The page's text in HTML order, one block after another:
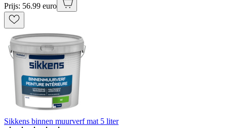
Prijs: 56.99 euro
Sikkens binnen muurverf mat 5 liter